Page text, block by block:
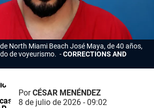
North Miami Beach José Maya, de 40 años,
de voyeurismo.
CORRECTIONS AND
PorCÉSAR MENÉNDEZ
8 de julio de 2026 - 09:02